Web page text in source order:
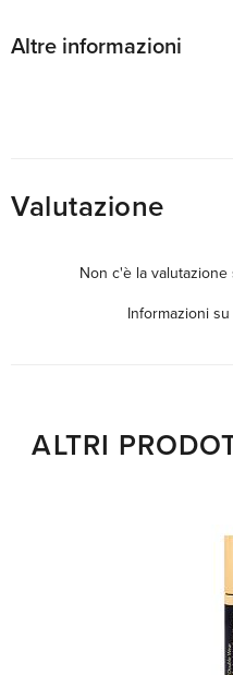
Altre informazioni
Valutazione
Non c'è la
Informazioni
ALTRI